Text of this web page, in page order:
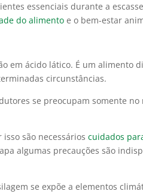
essenciais durante a
do alimento e o bem-estar
em ácido lático. É um alimento
circunstâncias.
se preocupam somente
isso são necessárioscuidados
algumas precauções são
se expõe a elementos